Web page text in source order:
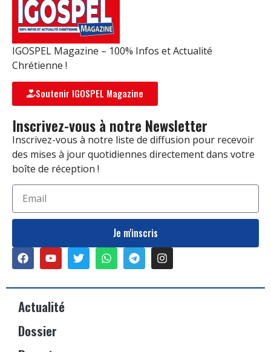
IGOSPEL Magazine – 100% Infos et Actualité
Chrétienne !
Soutenir IGOSPEL Magazine
Inscrivez-vous à notre Newsletter
Inscrivez-vous à notre liste de diffusion pour recevoir
des mises à jour quotidiennes directement dans votre
boîte de réception !
Je m'inscris
Actualité
Dossier